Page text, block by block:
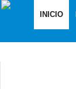
INICIO